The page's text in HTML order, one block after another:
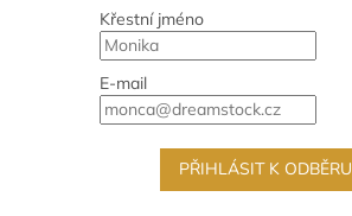
Křestní jméno
E-mail
PŘIHLÁSIT K ODBĚRU